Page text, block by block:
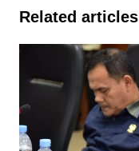
Related articles